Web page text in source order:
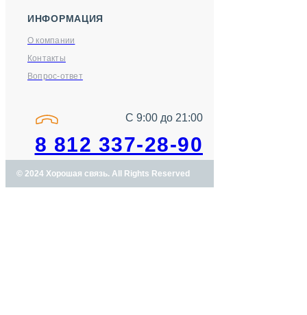
ИНФОРМАЦИЯ
О компании
Контакты
Вопрос-ответ
С 9:00 до 21:00
8 812 337-28-90
© 2024 Хорошая связь. All Rights Reserved